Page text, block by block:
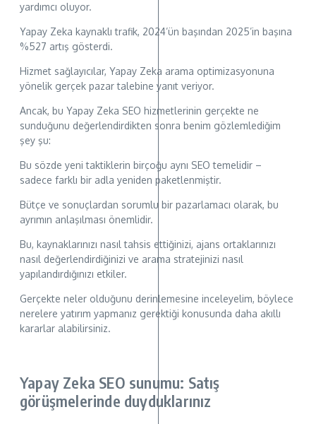
yardımcı oluyor.
Yapay Zeka kaynaklı trafik, 2024’ün başından 2025’in başına
%527 artış gösterdi.
Hizmet sağlayıcılar, Yapay Zeka arama optimizasyonuna
yönelik gerçek pazar talebine yanıt veriyor.
Ancak, bu Yapay Zeka SEO hizmetlerinin gerçekte ne
sunduğunu değerlendirdikten sonra benim gözlemlediğim
şey şu:
Bu sözde yeni taktiklerin birçoğu aynı SEO temelidir –
sadece farklı bir adla yeniden paketlenmiştir.
Bütçe ve sonuçlardan sorumlu bir pazarlamacı olarak, bu
ayrımın anlaşılması önemlidir.
Bu, kaynaklarınızı nasıl tahsis ettiğinizi, ajans ortaklarınızı
nasıl değerlendirdiğinizi ve arama stratejinizi nasıl
yapılandırdığınızı etkiler.
Gerçekte neler olduğunu derinlemesine inceleyelim, böylece
nerelere yatırım yapmanız gerektiği konusunda daha akıllı
kararlar alabilirsiniz.
Yapay Zeka SEO sunumu: Satış
görüşmelerinde duyduklarınız